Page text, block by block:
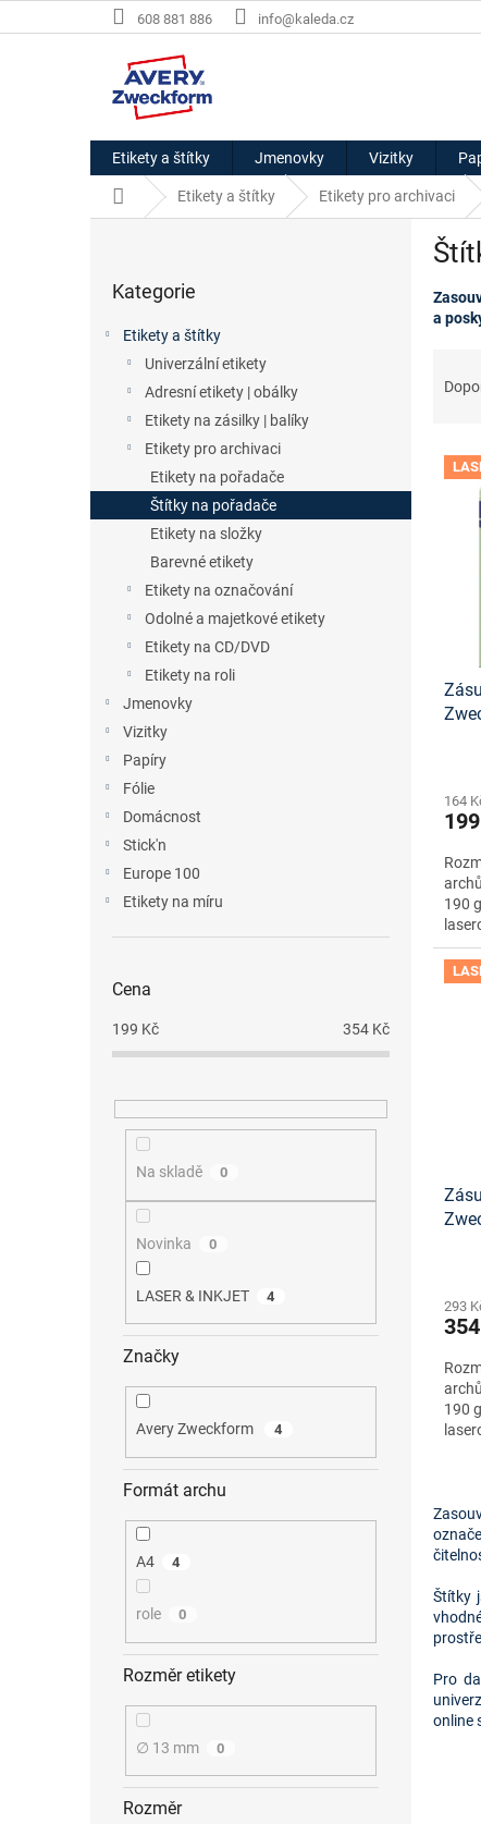
na
608 881 886 info@kaleda.cz
Etikety a štítky Jmenovky Vizitky
Domů Etikety a štítky Etikety pro archivaci
n
e
kategorie
Kategorie
Etikety a štítky
Univerzální etikety
Adresní etikety | obálky
Etikety na zásilky | balíky
Etikety pro archivaci
Etikety na pořadače
Štítky na pořadače
Etikety na složky
Barevné etikety
Etikety na označování
Odolné a majetkové etikety
Etikety na CD/DVD
Etikety na roli
Jmenovky
Vizitky
Papíry
Fólie
Domácnost
Stick'n
Europe 100
Etikety na míru
Cena
199 Kč 354 Kč
Na skladě 0
Novinka 0
LASER & INKJET 4
Značky
Avery Zweckform 4
Formát archu
A4 4
role 0
Rozměr etikety
∅ 13 mm 0
Rozměr
a
V
164
190
293
190
Štítky
Pro
online